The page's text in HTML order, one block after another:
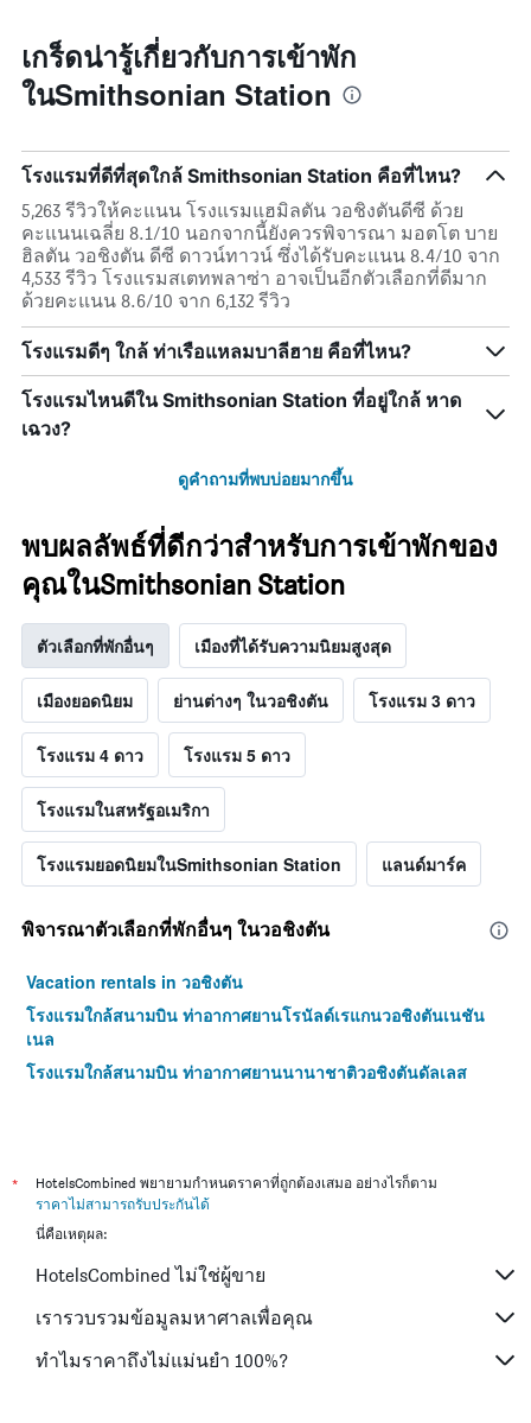
เกร็ดน่ารู้เกี่ยวกับการเข้าพัก
ในSmithsonian Station
โรงแรมที่ดีที่สุดใกล้ Smithsonian Station คือที่ไหน?
5,263 รีวิวให้คะแนน โรงแรมแฮมิลตัน วอชิงตันดีซี ด้วย
คะแนนเฉลี่ย 8.1/10 นอกจากนี้ยังควรพิจารณา มอตโต บาย
ฮิลตัน วอชิงตัน ดีซี ดาวน์ทาวน์ ซึ่งได้รับคะแนน 8.4/10 จาก
4,533 รีวิว โรงแรมสเตทพลาซ่า อาจเป็นอีกตัวเลือกที่ดีมาก
ด้วยคะแนน 8.6/10 จาก 6,132 รีวิว
โรงแรมดีๆ ใกล้ ท่าเรือแหลมบาลีฮาย คือที่ไหน?
โรงแรมไหนดีใน Smithsonian Station ที่อยู่ใกล้ หาด
เฉวง?
ดูคำถามที่พบบ่อยมากขึ้น
พบผลลัพธ์ที่ดีกว่าสำหรับการเข้าพักของ
คุณในSmithsonian Station
ตัวเลือกที่พักอื่นๆ เมืองที่ได้รับความนิยมสูงสุด
เมืองยอดนิยม ย่านต่างๆ ในวอชิงตัน โรงแรม 3 ดาว
โรงแรม 4 ดาว โรงแรม 5 ดาว
โรงแรมในสหรัฐอเมริกา
โรงแรมยอดนิยมในSmithsonian Station แลนด์มาร์ค
พิจารณาตัวเลือกที่พักอื่นๆ ในวอชิงตัน
Vacation rentals in วอชิงตัน
โรงแรมใกล้สนามบิน ท่าอากาศยานโรนัลด์เรแกนวอชิงตันเนชัน
เนล
โรงแรมใกล้สนามบิน ท่าอากาศยานนานาชาติวอชิงตันดัลเลส
*
HotelsCombined พยายามกำหนดราคาที่ถูกต้องเสมอ อย่างไรก็ตาม
ราคาไม่สามารถรับประกันได้
นี่คือเหตุผล:
HotelsCombined ไม่ใช่ผู้ขาย
เรารวบรวมข้อมูลมหาศาลเพื่อคุณ
ทำไมราคาถึงไม่แม่นยำ 100%?